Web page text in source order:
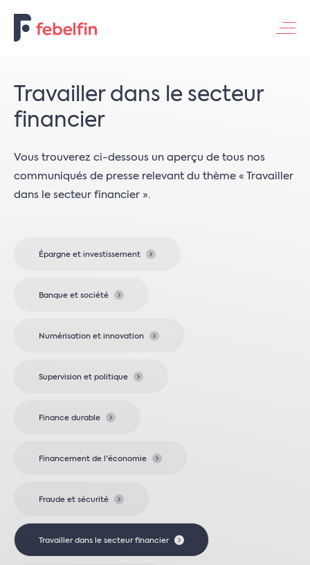
Travailler dans le secteur
financier
Vous trouverez ci-dessous un aperçu de tous nos
communiqués de presse relevant du thème « Travailler
dans le secteur financier ».
Épargne et investissement
Banque et société
Numérisation et innovation
Supervision et politique
Finance durable
Financement de l'économie
Fraude et sécurité
Travailler dans le secteur financier